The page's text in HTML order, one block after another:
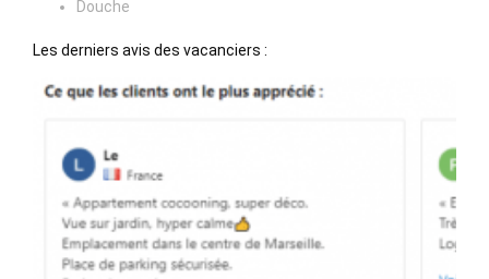
Douche
Les derniers avis des vacanciers :